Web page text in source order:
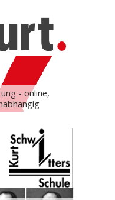
- online,